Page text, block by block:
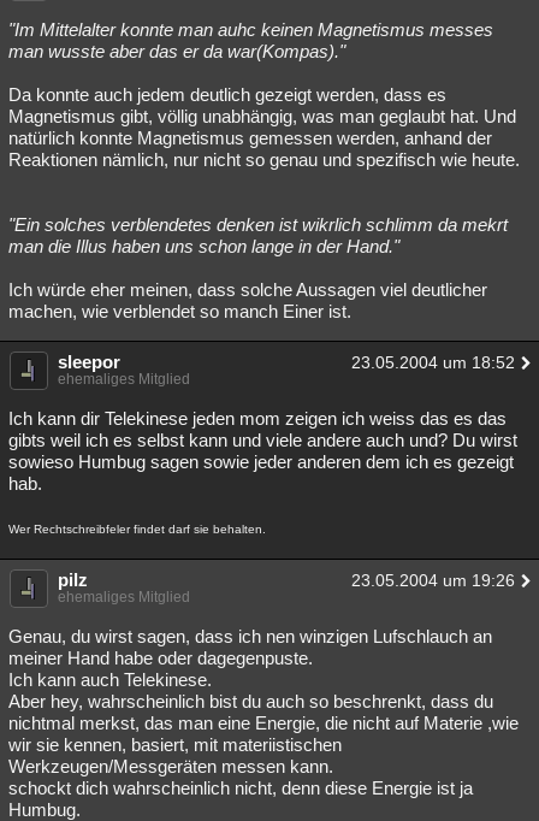
"Im Mittelalter konnte man auhc keinen Magnetismus messes
man wusste aber das er da war(Kompas)."
Da konnte auch jedem deutlich gezeigt werden, dass es
Magnetismus gibt, völlig unabhängig, was man geglaubt hat. Und
natürlich konnte Magnetismus gemessen werden, anhand der
Reaktionen nämlich, nur nicht so genau und spezifisch wie heute.
"Ein solches verblendetes denken ist wikrlich schlimm da mekrt
man die Illus haben uns schon lange in der Hand."
Ich würde eher meinen, dass solche Aussagen viel deutlicher
machen, wie verblendet so manch Einer ist.
sleepor 23.05.2004 um 18:52
ehemaliges Mitglied
Ich kann dir Telekinese jeden mom zeigen ich weiss das es das
gibts weil ich es selbst kann und viele andere auch und? Du wirst
sowieso Humbug sagen sowie jeder anderen dem ich es gezeigt
hab.
Wer Rechtschreibfeler findet darf sie behalten.
pilz 23.05.2004 um 19:26
ehemaliges Mitglied
Genau, du wirst sagen, dass ich nen winzigen Lufschlauch an
meiner Hand habe oder dagegenpuste.
Ich kann auch Telekinese.
Aber hey, wahrscheinlich bist du auch so beschrenkt, dass du
nichtmal merkst, das man eine Energie, die nicht auf Materie ,wie
wir sie kennen, basiert, mit materiistischen
Werkzeugen/Messgeräten messen kann.
schockt dich wahrscheinlich nicht, denn diese Energie ist ja
Humbug.